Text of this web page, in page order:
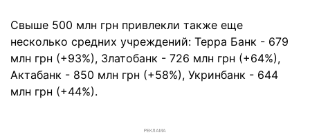
Свыше 500 млн грн привлекли также еще
несколько средних учреждений: Терра Банк - 679
млн грн (+93%), Златобанк - 726 млн грн (+64%),
Актабанк - 850 млн грн (+58%), Укринбанк - 644
млн грн (+44%).
РЕКЛАМА